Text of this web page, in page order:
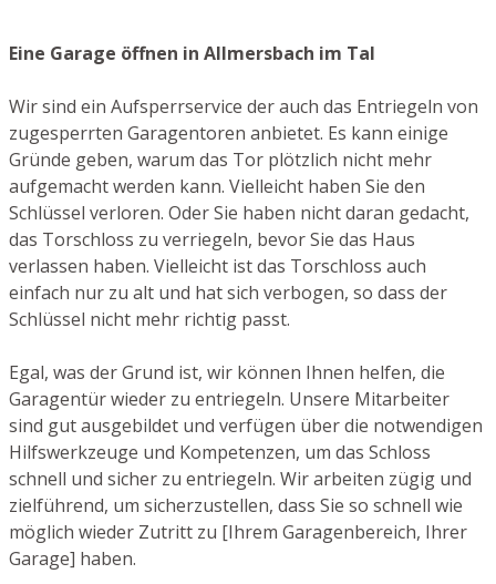
Eine Garage öffnen in Allmersbach im Tal
Wir sind ein Aufsperrservice der auch das Entriegeln von
zugesperrten Garagentoren anbietet. Es kann einige
Gründe geben, warum das Tor plötzlich nicht mehr
aufgemacht werden kann. Vielleicht haben Sie den
Schlüssel verloren. Oder Sie haben nicht daran gedacht,
das Torschloss zu verriegeln, bevor Sie das Haus
verlassen haben. Vielleicht ist das Torschloss auch
einfach nur zu alt und hat sich verbogen, so dass der
Schlüssel nicht mehr richtig passt.
Egal, was der Grund ist, wir können Ihnen helfen, die
Garagentür wieder zu entriegeln. Unsere Mitarbeiter
sind gut ausgebildet und verfügen über die notwendigen
Hilfswerkzeuge und Kompetenzen, um das Schloss
schnell und sicher zu entriegeln. Wir arbeiten zügig und
zielführend, um sicherzustellen, dass Sie so schnell wie
möglich wieder Zutritt zu [Ihrem Garagenbereich, Ihrer
Garage] haben.